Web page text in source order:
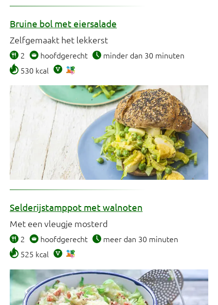
Bruine bol met eiersalade
Zelfgemaakt het lekkerst
2 hoofdgerecht
minder dan 30 minuten
530 kcal
Selderijstamppot met walnoten
Met een vleugje mosterd
2 hoofdgerecht
meer dan 30 minuten
525 kcal